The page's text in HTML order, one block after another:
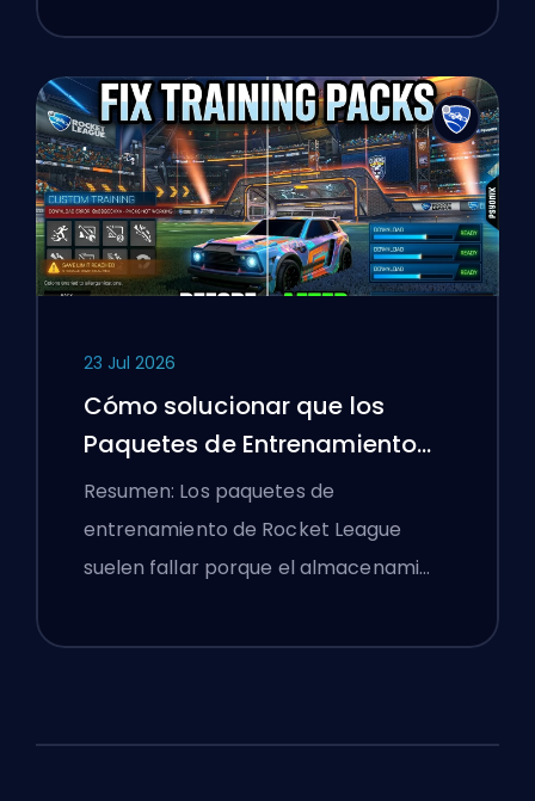
23 Jul 2026
Cómo solucionar que los
Paquetes de Entrenamiento
de Rocket League no
funcionen
Resumen: Los paquetes de
entrenamiento de Rocket League
suelen fallar porque el almacenami…